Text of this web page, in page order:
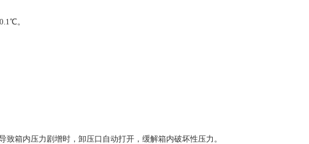
。
箱内压力剧增时，卸压口自动打开，缓解箱内破坏性压力。